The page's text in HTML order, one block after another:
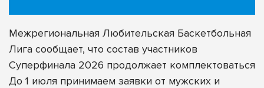
Межрегиональная Любительская Баскетбольная
Лига сообщает, что состав участников
Суперфинала 2026 продолжает комплектоваться
До 1 июля принимаем заявки от мужских и